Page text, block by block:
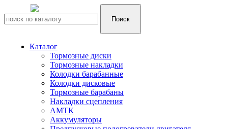
Каталог
Тормозные диски
Тормозные накладки
Колодки барабанные
Колодки дисковые
Тормозные барабаны
Накладки сцепления
АМТК
Аккумуляторы